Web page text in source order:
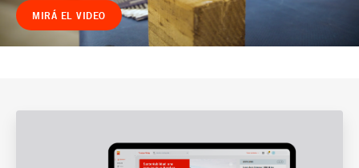
MIRÁ EL VIDEO